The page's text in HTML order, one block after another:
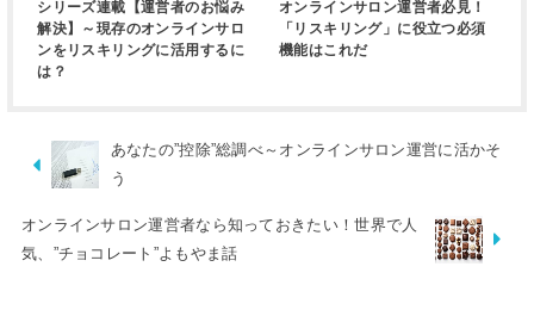
シリーズ連載【運営者のお悩み
解決】～現存のオンラインサロ
ンをリスキリングに活用するに
は？
オンラインサロン運営者必見！
「リスキリング」に役立つ必須
機能はこれだ
あなたの”控除”総調べ～オンラインサロン運営に活かそ
う
オンラインサロン運営者なら知っておきたい！世界で人
気、”チョコレート”よもやま話